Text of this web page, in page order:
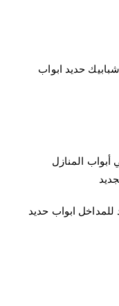
حديد ابواب
المنازل
ابواب حديد